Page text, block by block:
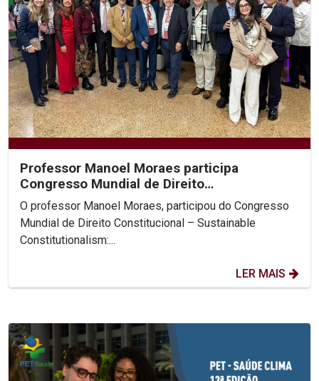
Professor Manoel Moraes participa
Congresso Mundial de Direito
Constitucional, na Colômbia.
O professor Manoel Moraes, participou do Congresso
Mundial de Direito Constitucional – Sustainable
Constitutionalism:...
LER MAIS